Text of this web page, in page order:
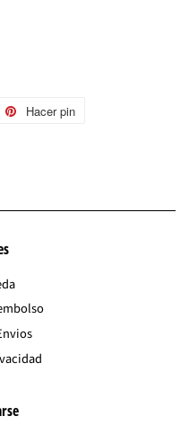
Hacer pin